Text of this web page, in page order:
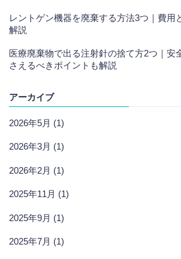
レントゲン機器を廃棄する方法3つ｜費用
解説
医療廃棄物で出る注射針の捨て方2つ｜安
さえるべきポイントも解説
アーカイブ
2026年5月 (1)
2026年3月 (1)
2026年2月 (1)
2025年11月 (1)
2025年9月 (1)
2025年7月 (1)